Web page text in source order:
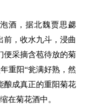
酒，据北魏贾思勰
前，收水九斗，浸曲
便采摘含苞待放的菊
重阳“瓮满好熟，然
酿成真正的重阳菊花
在菊花酒中。